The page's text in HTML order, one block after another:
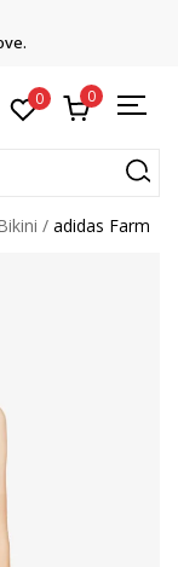
0 0
adidas Farm